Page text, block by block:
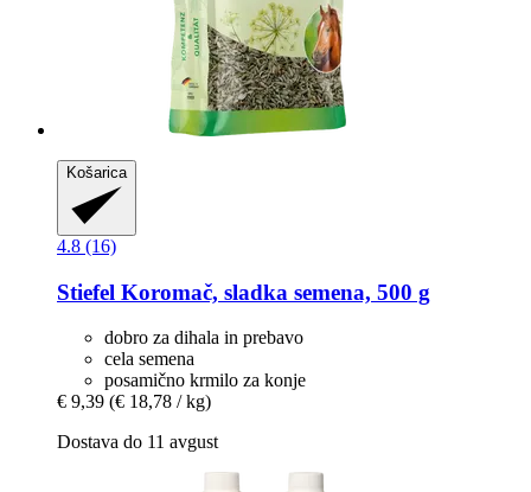
Košarica
4.8 (16)
Stiefel Koromač, sladka semena, 500 g
dobro za dihala in prebavo
cela semena
posamično krmilo za konje
€ 9,39 (€ 18,78 / kg)
Dostava do 11 avgust